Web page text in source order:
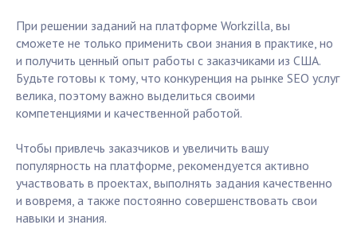
При решении заданий на платформе Workzilla, вы
сможете не только применить свои знания в практике, но
и получить ценный опыт работы с заказчиками из США.
Будьте готовы к тому, что конкуренция на рынке SEO услуг
велика, поэтому важно выделиться своими
компетенциями и качественной работой.
Чтобы привлечь заказчиков и увеличить вашу
популярность на платформе, рекомендуется активно
участвовать в проектах, выполнять задания качественно
и вовремя, а также постоянно совершенствовать свои
навыки и знания.